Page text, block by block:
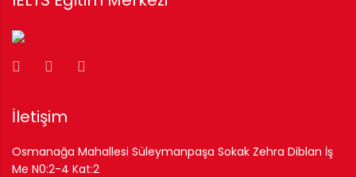
İletişim
Osmanağa Mahallesi Süleymanpaşa Sokak Zehra Diblan İş
Me N0:2-4 Kat:2